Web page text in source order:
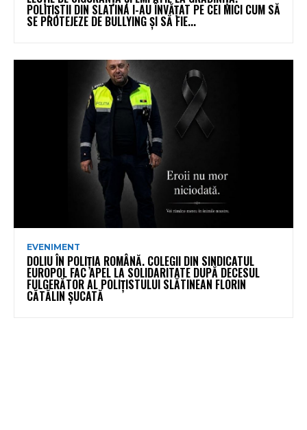
POLIȚIȘTII DIN SLATINA I-AU ÎNVĂȚAT PE CEI MICI CUM SĂ
SE PROTEJEZE DE BULLYING ȘI SĂ FIE...
EVENIMENT
DOLIU ÎN POLIȚIA ROMÂNĂ. COLEGII DIN SINDICATUL
EUROPOL FAC APEL LA SOLIDARITATE DUPĂ DECESUL
FULGERĂTOR AL POLIȚISTULUI SLĂTINEAN FLORIN
CĂTĂLIN ȘUCATĂ